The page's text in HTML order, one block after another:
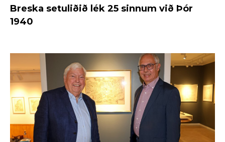
Breska setuliðið lék 25 sinnum við Þór
1940